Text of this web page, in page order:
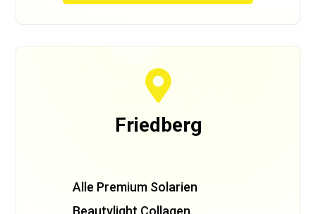

Friedberg
Alle Premium Solarien
Beautylight Collagen